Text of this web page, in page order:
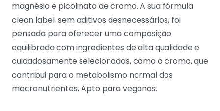
magnésio e picolinato de cromo. A sua fórmula
clean label, sem aditivos desnecessários, foi
pensada para oferecer uma composição
equilibrada com ingredientes de alta qualidade e
cuidadosamente selecionados, como o cromo, que
contribui para o metabolismo normal dos
macronutrientes. Apto para veganos.